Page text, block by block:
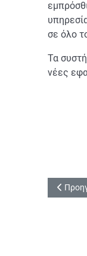
σε όλο
Τα
νέες